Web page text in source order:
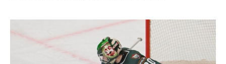
КОМУ ПРИНАДЛЕЖАТ
ТОРГОВЫЕ ЦЕНТРЫ
ТАТАРСТАНА
АГРОПРОМ
МАШИНОСТРОЕНИЕ
НОВОСТИ БИЗНЕСА